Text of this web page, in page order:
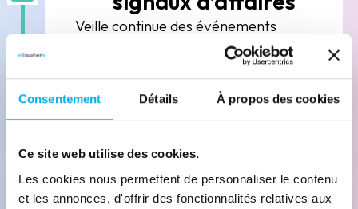
Consentement Détails À propos des cookies
Ce site web utilise des cookies.
Les cookies nous permettent de personnaliser le contenu
et les annonces, d'offrir des fonctionnalités relatives aux
Veille continue des événements
déclencheurs de business.